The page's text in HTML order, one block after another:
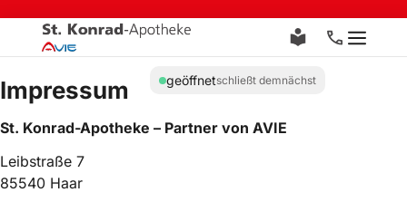
springen
Menü
geöffnetschließt demnächst
Impressum
St. Konrad-Apotheke – Partner von AVIE
Leibstraße 7
85540 Haar